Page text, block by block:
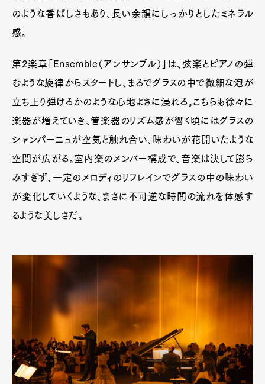
Pen tw
のような香ばしさもあり、長い余韻にしっかりとしたミネラル
感。
第2楽章「Ensemble（アンサンブル）」は、弦楽とピアノの弾
むような旋律からスタートし、まるでグラスの中で微細な泡が
立ち上り弾けるかのような心地よさに浸れる。こちらも徐々に
楽器が増えていき、管楽器のリズム感が響く頃にはグラスの
シャンパーニュが空気と触れ合い、味わいが花開いたような
空間が広がる。室内楽のメンバー構成で、音楽は決して膨ら
みすぎず、一定のメロディのリフレインでグラスの中の味わい
が変化していくような、まさに不可逆な時間の流れを体感す
るような美しさだ。